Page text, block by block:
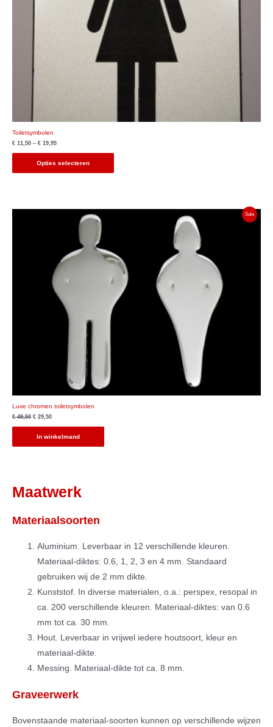
Toiletsymbolen
€ 11,50 – € 19,95
Opties selecteren
Luxe chromen toiletsymbolen
SaleProduct
€49,50 € 29,50
In winkelmand
Maatwerk
Materiaalsoorten
Aluminium. Leverbaar in 12 verschillende kleuren.
Materiaal-diktes: 0.6, 1, 2, 3 en 4 mm. Standaard
gebruiken wij de 2 mm dikte.
Kunststof. In diverse materialen, o.a.: perspex, resopal in
ca. 200 verschillende kleuren. Materiaal-diktes: van 0.6
mm tot ca. 30 mm.
Hout. Leverbaar in vrijwel iedere houtsoort, kleur en
materiaal-dikte.
Messing. Materiaal-dikte tot ca. 8 mm.
Graveerwerk
Bovenstaande materiaal-soorten kunnen op verschillende wijzen